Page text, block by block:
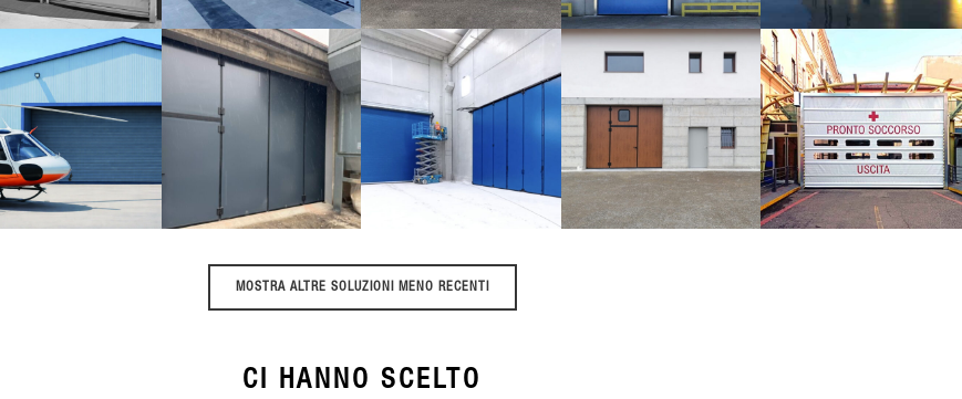
HANGAR
ELICOTTERI
Serrande industriali
PRODUZIONE
E
LAVORAZIONE
MATERIE
PLASTICHE
Portoni a libro
INDUSTRIA
SIDERURGICA
Portoni a libro /
Serrande industriali
AZIENDA
AGRICOLA
Portoni a libro
PRONTO
SOCCORSO
Porte rapide
MOSTRA ALTRE SOLUZIONI MENO RECENTI
CI HANNO SCELTO